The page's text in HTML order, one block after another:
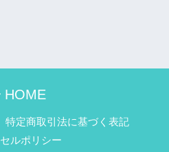
HOME
特定商取引法に基づく表記
ルポリシー